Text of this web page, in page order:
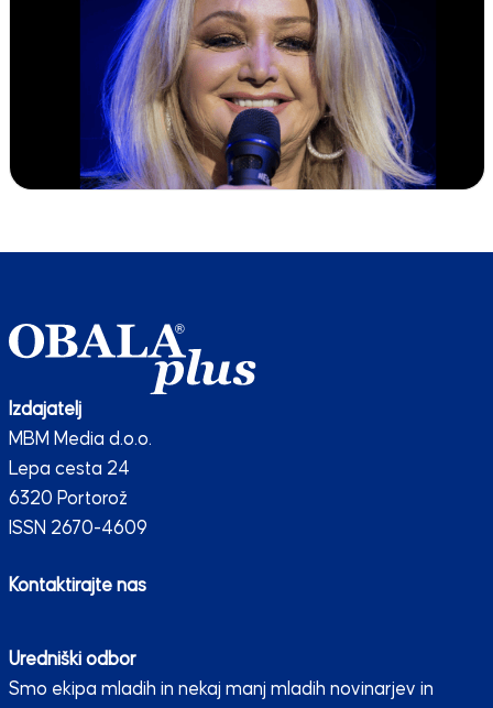
Izdajatelj
MBM Media d.o.o.
Lepa cesta 24
6320 Portorož
ISSN 2670-4609
Kontaktirajte nas
Uredniški odbor
Smo ekipa mladih in nekaj manj mladih novinarjev in